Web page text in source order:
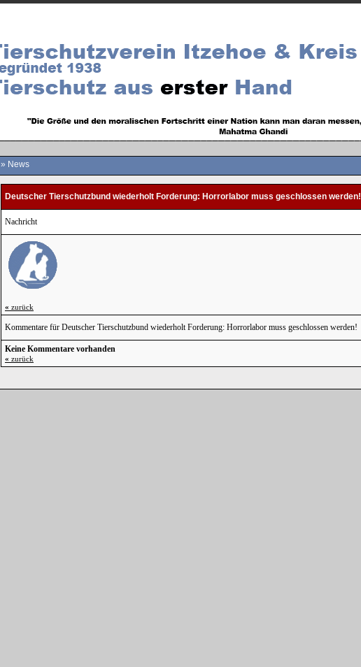
» News
Deutscher Tierschutzbund wiederholt Forderung: Horrorlabor muss geschlossen werden!
Nachricht
« zurück
Kommentare für Deutscher Tierschutzbund wiederholt Forderung: Horrorlabor muss geschlossen werden!
Keine Kommentare vorhanden
« zurück